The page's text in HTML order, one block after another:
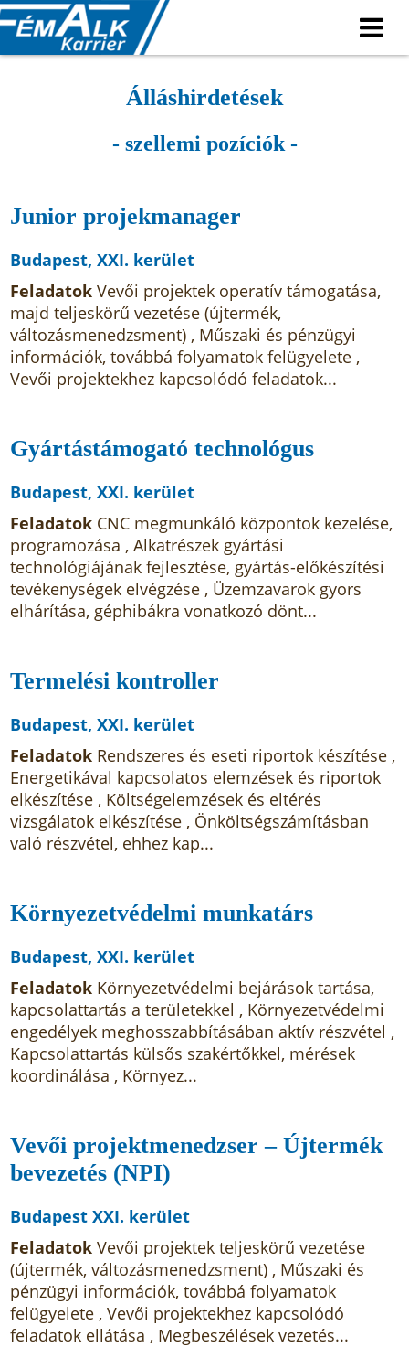
Álláshirdetések
- szellemi pozíciók -
Junior projekmanager
Budapest, XXI. kerület
FeladatokVevői projektek operatív támogatása,
majd teljeskörű vezetése (újtermék,
változásmenedzsment) , Műszaki és pénzügyi
információk, továbbá folyamatok felügyelete ,
Vevői projektekhez kapcsolódó feladatok...
Gyártástámogató technológus
Budapest, XXI. kerület
Feladatok CNC megmunkáló központok kezelése,
programozása , Alkatrészek gyártási
technológiájának fejlesztése, gyártás-előkészítési
tevékenységek elvégzése , Üzemzavarok gyors
elhárítása, géphibákra vonatkozó dönt...
Termelési kontroller
Budapest, XXI. kerület
Feladatok Rendszeres és eseti riportok készítése ,
Energetikával kapcsolatos elemzések és riportok
elkészítése , Költségelemzések és eltérés
vizsgálatok elkészítése , Önköltségszámításban
való részvétel, ehhez kap...
Környezetvédelmi munkatárs
Budapest, XXI. kerület
Feladatok Környezetvédelmi bejárások tartása,
kapcsolattartás a területekkel , Környezetvédelmi
engedélyek meghosszabbításában aktív részvétel ,
Kapcsolattartás külsős szakértőkkel, mérések
koordinálása , Környez...
Vevői projektmenedzser – Újtermék
bevezetés (NPI)
Budapest XXI. kerület
FeladatokVevői projektek teljeskörű vezetése
(újtermék, változásmenedzsment) , Műszaki és
pénzügyi információk, továbbá folyamatok
felügyelete , Vevői projektekhez kapcsolódó
feladatok ellátása , Megbeszélések vezetés...